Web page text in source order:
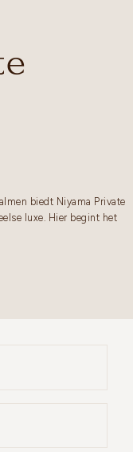
biedt Niyama Private
luxe. Hier begint het